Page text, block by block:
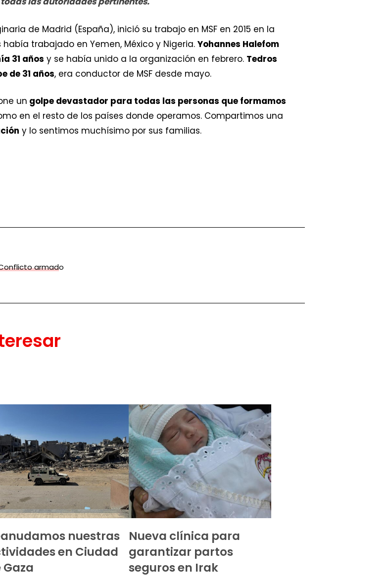
de Madrid (España), inició su trabajo en MSF en 2015 en la
trabajado en Yemen, México y Nigeria. Yohannes Halefom
31 años y se había unido a la organización en febrero. Tedros
de 31 años, era conductor de MSF desde mayo.
un golpe devastador para todas las personas que formamos
en el resto de los países donde operamos. Compartimos una
y lo sentimos muchísimo por sus familias.
armado
nuestras
en Ciudad
Gaza
Nueva clínica para
garantizar partos
seguros en Irak